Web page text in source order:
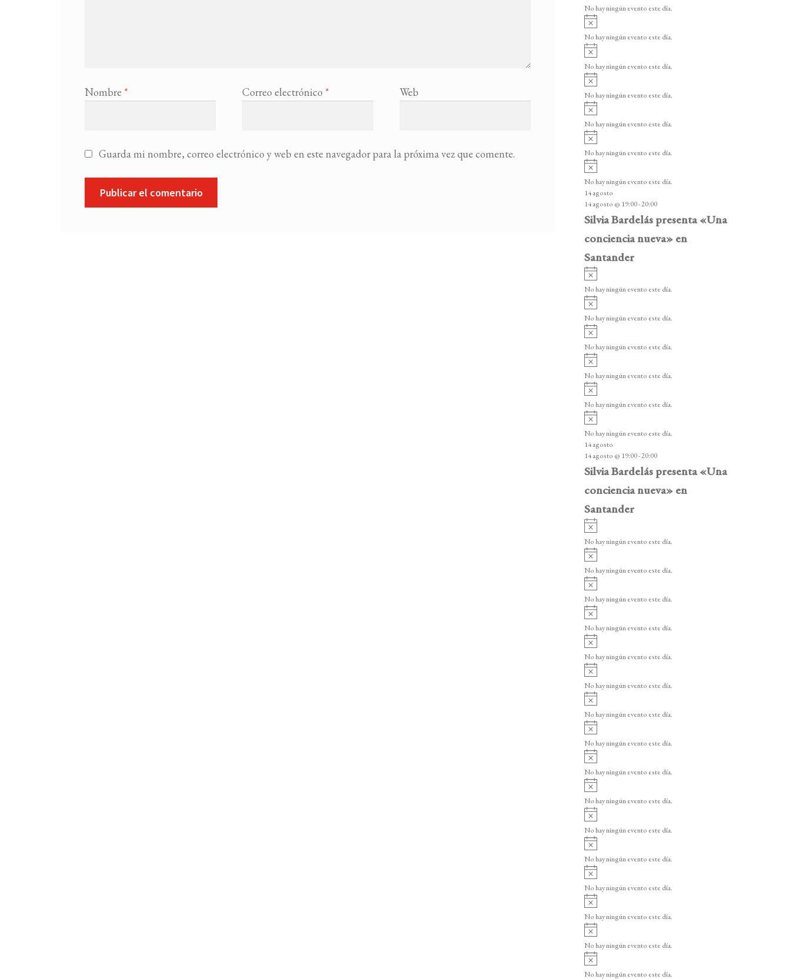
Nombre * Correo electrónico * Web
Guarda mi nombre, correo electrónico y web en este navegador para la próxima vez que comente.
e
n
t
o
s
o
i
o
No hay ningún evento este día.
v
i
o
No hay ningún evento este día.
A
v
i
o
No hay ningún evento este día.
A
v
i
o
No hay ningún evento este día.
v
i
o
No hay ningún evento este día.
v
i
o
No hay ningún evento este día.
v
i
s
o
No hay ningún evento este día.
14 agosto
14 agosto @ 19:00-20:00
Silvia Bardelás presenta «Una
conciencia nueva» en
Santander
v
i
o
No hay ningún evento este día.
v
i
o
No hay ningún evento este día.
v
i
o
No hay ningún evento este día.
v
i
o
No hay ningún evento este día.
v
i
o
No hay ningún evento este día.
v
i
s
o
No hay ningún evento este día.
14 agosto
14 agosto @ 19:00-20:00
Silvia Bardelás presenta «Una
conciencia nueva» en
Santander
A
v
i
o
No hay ningún evento este día.
A
v
i
o
No hay ningún evento este día.
v
i
o
No hay ningún evento este día.
v
i
o
No hay ningún evento este día.
v
i
o
No hay ningún evento este día.
v
i
o
No hay ningún evento este día.
v
i
o
No hay ningún evento este día.
v
i
o
No hay ningún evento este día.
v
i
o
No hay ningún evento este día.
v
i
o
No hay ningún evento este día.
A
v
i
o
No hay ningún evento este día.
A
v
i
o
No hay ningún evento este día.
A
v
i
o
No hay ningún evento este día.
v
i
o
No hay ningún evento este día.
v
i
o
No hay ningún evento este día.
v
No hay ningún evento este día.